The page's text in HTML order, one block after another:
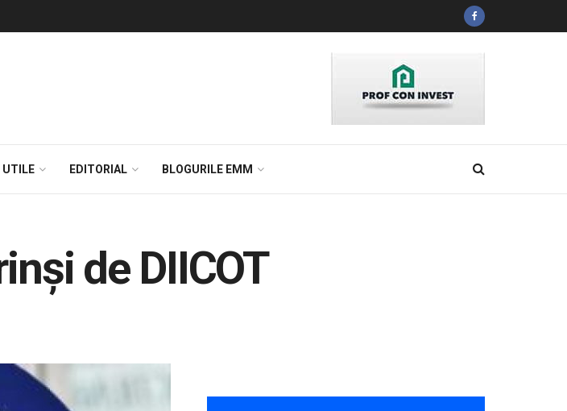
UTILE EDITORIAL BLOGURILE EMM
de DIICOT